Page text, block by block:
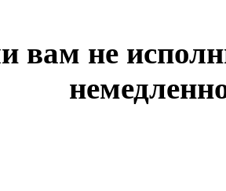
вам не